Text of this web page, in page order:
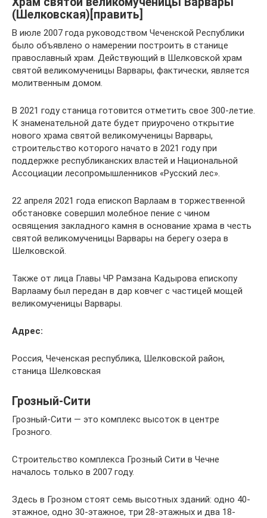
(Шелковская)[править]
В июле 2007 года руководством Чеченской Республики
было объявлено о намерении построить в станице
православный храм. Действующий в Шелковской храм
святой великомученицы Варвары, фактически, является
молитвенным домом.
В 2021 году станица готовится отметить свое 300-летие.
К знаменательной дате будет приурочено открытие
нового храма святой великомученицы Варвары,
строительство которого начато в 2021 году при
поддержке республиканских властей и Национальной
Ассоциации лесопромышленников «Русский лес».
22 апреля 2021 года епископ Варлаам в торжественной
обстановке совершил молебное пение с чином
освящения закладного камня в основание храма в честь
святой великомученицы Варвары на берегу озера в
Шелковской.
Также от лица Главы ЧР Рамзана Кадырова епископу
Варлааму был передан в дар ковчег с частицей мощей
великомученицы Варвары.
Адрес:
Россия, Чеченская республика, Шелковской район,
станица Шелковская
Грозный-Сити
Грозный-Сити — это комплекс высоток в центре
Грозного.
Строительство комплекса Грозный Сити в Чечне
началось только в 2007 году.
Здесь в Грозном стоят семь высотных зданий: одно 40-
этажное, одно 30-этажное, три 28-этажных и два 18-